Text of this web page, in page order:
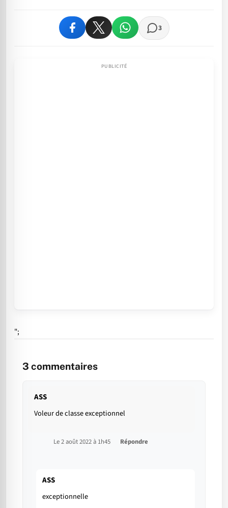
3
";
3 commentaires
ASS
Voleur de classe exceptionnel
Le 2 août 2022 à 1h45 Répondre
ASS
exceptionnelle